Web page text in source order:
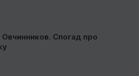
Овчинников. Спогад про